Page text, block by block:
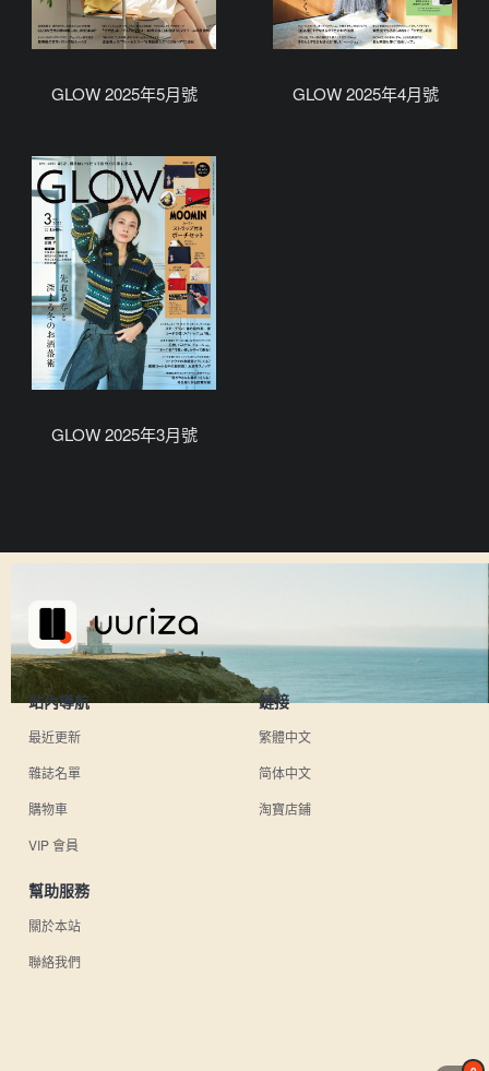
GLOW 2025年5月號 GLOW 2025年4月號
GLOW 2025年3月號
站內導航
最近更新
雜誌名單
購物車
VIP 會員
鏈接
繁體中文
简体中文
淘寶店鋪
幫助服務
關於本站
聯絡我們